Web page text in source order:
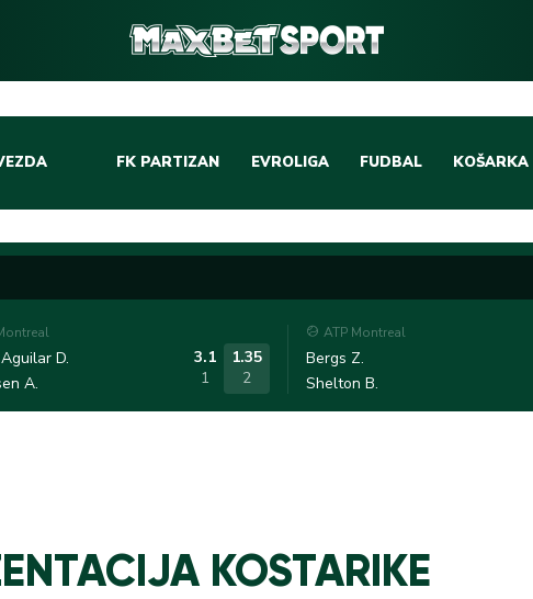
FK PARTIZAN EVROLIGA FUDBAL
DOMAĆI FUDBAL
LIGE PETICE
KOŠARKA
EVROLIGA
ABA LIGA
D.
A.
3.1
1
1.35
2
ATP Montreal
Bergs Z.
Shelton B.
KOSTARIKE